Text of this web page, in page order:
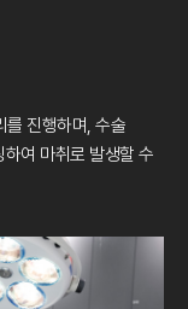
를 진행하며,수술
여 마취로 발생할 수